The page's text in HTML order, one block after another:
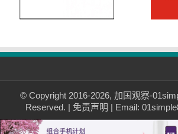
© Copyright 2016-2026, 加国观察-
Reserved. | 免责声明 | Email: